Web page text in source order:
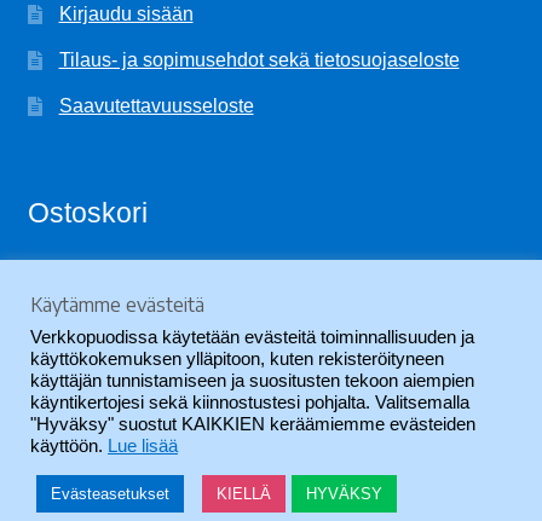
Kirjaudu sisään
Tilaus- ja sopimusehdot sekä tietosuojaseloste
Saavutettavuusseloste
Ostoskori
Ostoskori on tyhjä.
Käytämme evästeitä
Verkkopuodissa käytetään evästeitä toiminnallisuuden ja
käyttökokemuksen ylläpitoon, kuten rekisteröityneen
käyttäjän tunnistamiseen ja suositusten tekoon aiempien
käyntikertojesi sekä kiinnostustesi pohjalta. Valitsemalla
"Hyväksy" suostut KAIKKIEN keräämiemme evästeiden
käyttöön. Lue lisää
Evästeasetukset KIELLÄ HYVÄKSY